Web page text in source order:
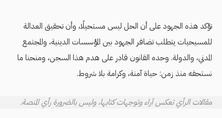
تؤكد هذه الجهود على أن الحل ليس مستحيلًا، وأن تحقيق العدالة
للمسيحيات يتطلب تضافر الجهود بين المؤسسات الدينية، والمجتمع
المدني، والدولة. وحده القانون قادر على هدم هذا السجن، ومنحنا ما
نستحقه منذ زمن: حياة آمنة، وكرامة بلا شروط.
مقالات الرأي تعكس آراء وتوجهات كتابها، وليس بالضرورة رأي المنصة.